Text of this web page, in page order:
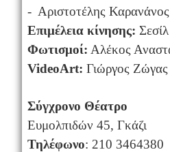
- Αριστοτέλης Καρανάνος
Επιμέλεια κίνησης:
Φωτισμοί: Αλέκος
VideoArt: Γιώργος Ζώγας
Σύγχρονο Θέατρο
Ευμολπιδών 45, Γκάζι
Τηλέφωνο: 210 3464380